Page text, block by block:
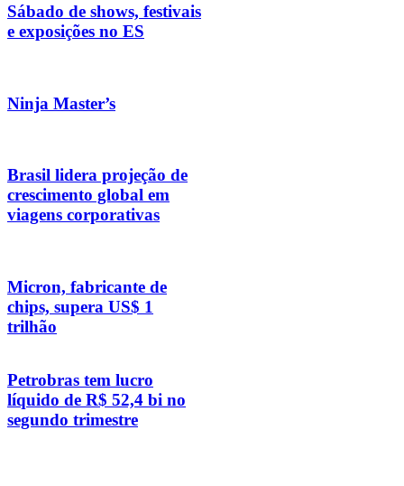
Sábado de shows, festivais
e exposições no ES
Ninja Master’s
Brasil lidera projeção de
crescimento global em
viagens corporativas
Micron, fabricante de
chips, supera US$ 1
trilhão
Petrobras tem lucro
líquido de R$ 52,4 bi no
segundo trimestre